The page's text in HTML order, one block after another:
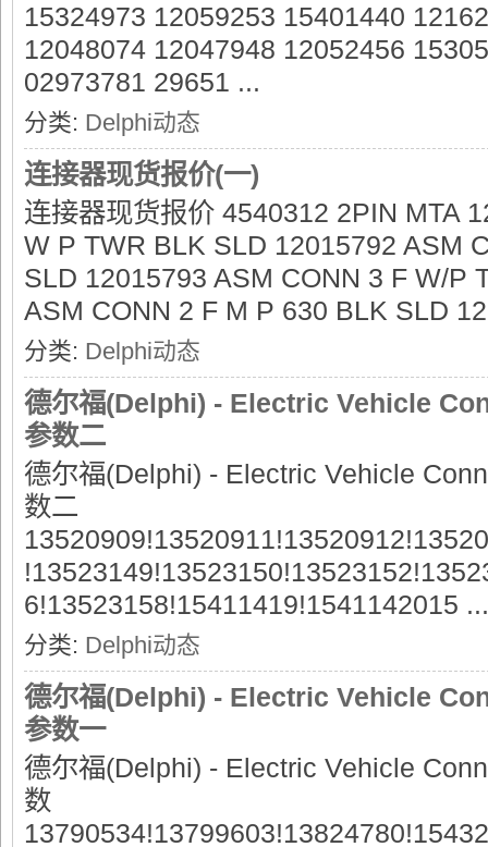
15324973 12059253 15401440
12048074 12047948 12052456
02973781 29651 ...
分类: Delphi动态
连接器现货报价(一)
连接器现货报价 4540312 2PIN MTA
W P TWR BLK SLD 12015792 ASM
SLD 12015793 ASM CONN 3 F W/P
ASM CONN 2 F M P 630 BLK SLD
分类: Delphi动态
德尔福(Delphi) - Electric Vehicle
参数二
德尔福(Delphi) - Electric Vehicle
数二
6!13523158!15411419!1541142015 ...
分类: Delphi动态
德尔福(Delphi) - Electric Vehicle
参数一
德尔福(Delphi) - Electric Vehicle
数